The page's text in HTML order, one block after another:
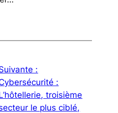
:
:
troisième
le plus ciblé,